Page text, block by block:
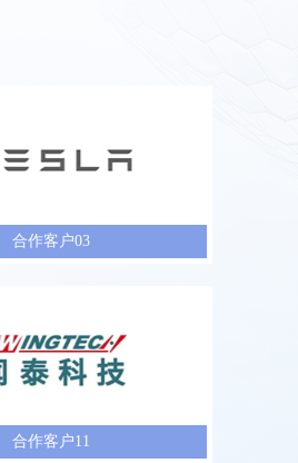
合作客户03
合作客户11